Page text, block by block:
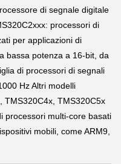
di segnale digitale
processori di
per applicazioni di
bassa potenza a 16-bit, da
di processori di segnali
Hz Altri modelli
TMS320C4x, TMS320C5x
processori multi-core basati
mobili, come ARM9,